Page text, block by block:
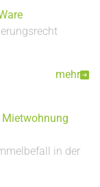
mehr
in der